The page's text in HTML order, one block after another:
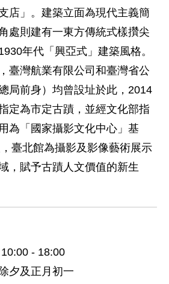
店」。建築立面為現代主義簡
處則建有一東方傳統式樣攢尖
年代「興亞式」建築風格。
臺灣航業有限公司和臺灣省公
局前身）均曾設址於此，2014
定為市定古蹟，並經文化部指
為「國家攝影文化中心」基
臺北館為攝影及影像藝術展示
，賦予古蹟人文價值的新生
- 18:00
夕及正月初一